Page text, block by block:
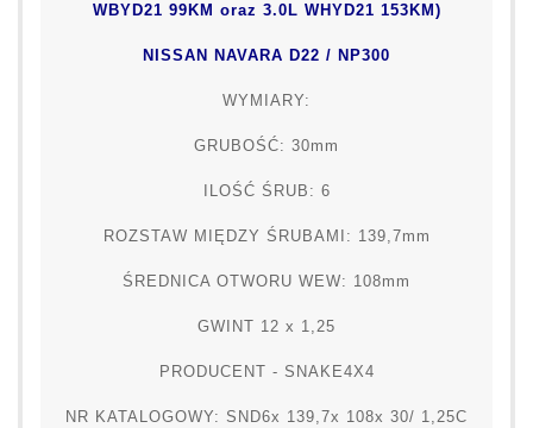
WBYD21 99KM oraz 3.0L WHYD21 153KM)
NISSAN NAVARA D22 / NP300
WYMIARY:
GRUBOŚĆ: 30mm
ILOŚĆ ŚRUB: 6
ROZSTAW MIĘDZY ŚRUBAMI: 139,7mm
ŚREDNICA OTWORU WEW: 108mm
GWINT 12 x 1,25
PRODUCENT - SNAKE4X4
NR KATALOGOWY: SND6x 139,7x 108x 30/ 1,25C